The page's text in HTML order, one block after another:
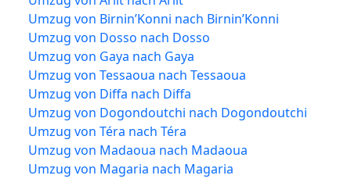
Umzug von Birnin’Konni nach Birnin’Konni
Umzug von Dosso nach Dosso
Umzug von Gaya nach Gaya
Umzug von Tessaoua nach Tessaoua
Umzug von Diffa nach Diffa
Umzug von Dogondoutchi nach Dogondoutchi
Umzug von Téra nach Téra
Umzug von Madaoua nach Madaoua
Umzug von Magaria nach Magaria